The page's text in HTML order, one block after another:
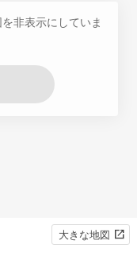
非表示にしていま
大きな地図